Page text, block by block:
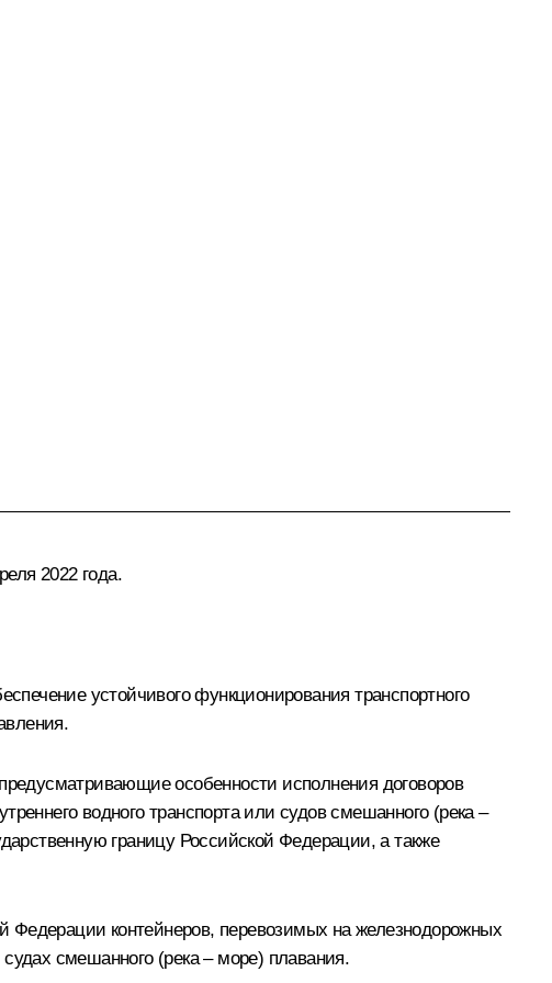
2022 года.
устойчивого функционирования транспортного
особенности исполнения договоров
водного транспорта или судов смешанного (река –
границу Российской Федерации, а также
Федерации контейнеров, перевозимых на железнодорожных
смешанного (река – море) плавания.